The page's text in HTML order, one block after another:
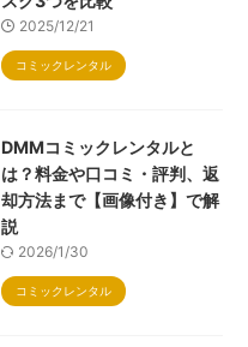
2025/12/21
コミックレンタル
DMMコミックレンタルと
は？料金や口コミ・評判、返
却方法まで【画像付き】で解
説
2026/1/30
コミックレンタル